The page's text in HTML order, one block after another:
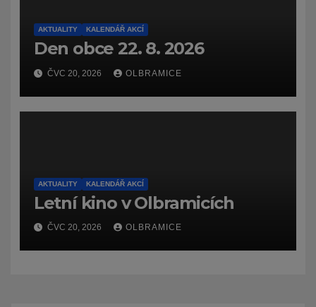
AKTUALITY KALENDÁŘ AKCÍ
Den obce 22. 8. 2026
ČVC 20, 2026 OLBRAMICE
AKTUALITY KALENDÁŘ AKCÍ
Letní kino v Olbramicích
ČVC 20, 2026 OLBRAMICE